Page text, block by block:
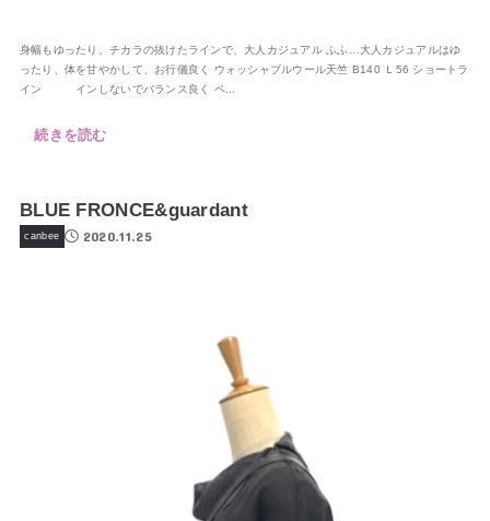
身幅もゆったり、チカラの抜けたラインで、大人カジュアル ふふ…大人カジュアルはゆ
ったり、体を甘やかして、お行儀良く ウォッシャブルウール天竺 B140 Ｌ56 ショートラ
イン インしないでバランス良く ペ...
続きを読む
BLUE FRONCE&guardant
canbee 2020.11.25